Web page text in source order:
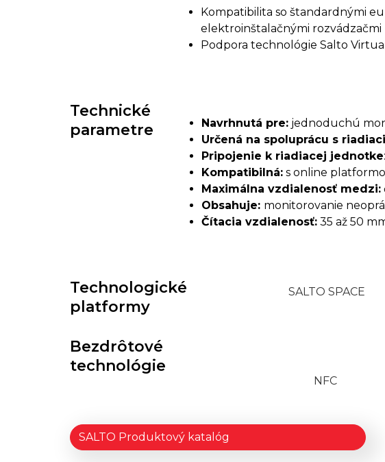
Kompatibilita so štandardnými
elektroinštalačnými rozvádzačmi
Podpora technológie Salto
Technické
parametre
Navrhnutá pre:jednoduchú
Určená na spoluprácu s
Pripojenie k riadiacej jednotke
Kompatibilná:s online
Maximálna vzdialenosť medzi:
Obsahuje: monitorovanie
Čítacia vzdialenosť:35 až 50
Technologické
platformy
SALTO SPACE
Bezdrôtové
technológie
NFC
SALTO Produktový katalóg